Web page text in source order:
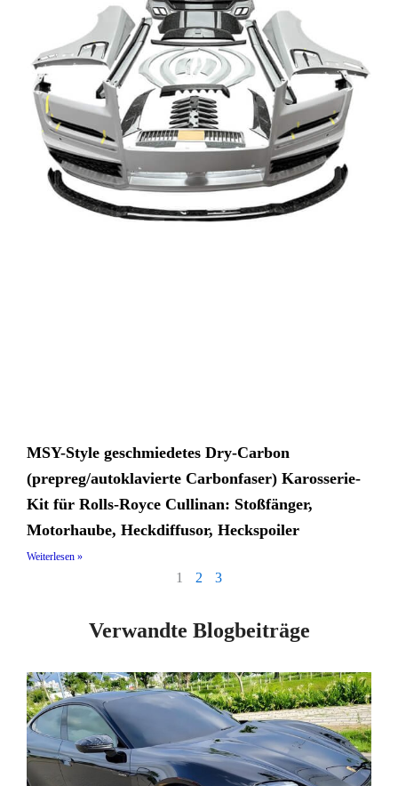
MSY-Style geschmiedetes Dry-Carbon
(prepreg/autoklavierte Carbonfaser) Karosserie-
Kit für Rolls-Royce Cullinan: Stoßfänger,
Motorhaube, Heckdiffusor, Heckspoiler
Weiterlesen »
1 2 3
Verwandte Blogbeiträge
SeiteSeite